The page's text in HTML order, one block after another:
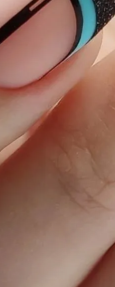
Год: Какой Цвет
Успех В 2026 Году По
Жизни Скоро
— О Тайном Цифровом
Искусственного